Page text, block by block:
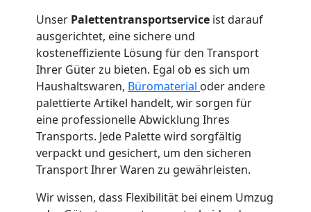
Unser Palettentransportservice ist darauf
ausgerichtet, eine sichere und
kosteneffiziente Lösung für den Transport
Ihrer Güter zu bieten. Egal ob es sich um
Haushaltswaren, Büromaterial oder andere
palettierte Artikel handelt, wir sorgen für
eine professionelle Abwicklung Ihres
Transports. Jede Palette wird sorgfältig
verpackt und gesichert, um den sicheren
Transport Ihrer Waren zu gewährleisten.
Wir wissen, dass Flexibilität bei einem Umzug